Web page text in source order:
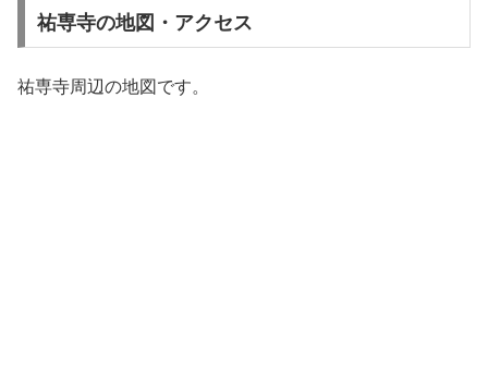
祐専寺の地図・アクセス
祐専寺周辺の地図です。